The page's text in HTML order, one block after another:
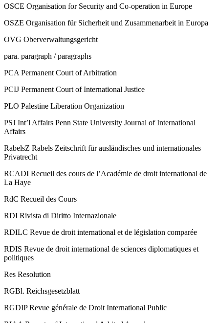
OSCE Organisation for Security and Co-operation in Europe
OSZE Organisation für Sicherheit und Zusammenarbeit in Europa
OVG Oberverwaltungsgericht
para. paragraph / paragraphs
PCA Permanent Court of Arbitration
PCIJ Permanent Court of International Justice
PLO Palestine Liberation Organization
PSJ Int’l Affairs Penn State University Journal of International
Affairs
RabelsZ Rabels Zeitschrift für ausländisches und internationales
Privatrecht
RCADI Recueil des cours de l’Académie de droit international de
La Haye
RdC Recueil des Cours
RDI Rivista di Diritto Internazionale
RDILC Revue de droit international et de législation comparée
RDIS Revue de droit international de sciences diplomatiques et
politiques
Res Resolution
RGBl. Reichsgesetzblatt
RGDIPRevue générale de Droit International Public